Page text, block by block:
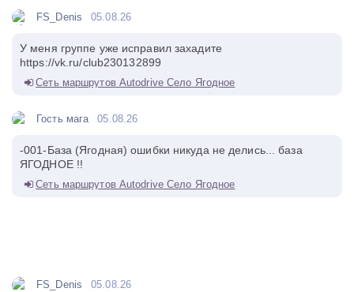
FS_Denis 05.08.26
У меня группе уже исправил захадите
https://vk.ru/club230132899
Сеть маршрутов Autodrive Село Ягодное
Гость мага 05.08.26
-001-База (Ягодная) ошибки никуда не делись... база
ЯГОДНОЕ !!
Сеть маршрутов Autodrive Село Ягодное
FS_Denis 05.08.26